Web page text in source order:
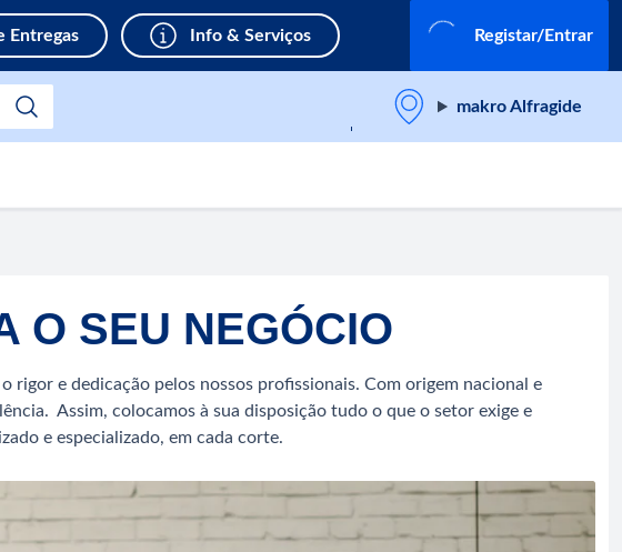
Entregas Info & Serviços Registar/Entrar
makro Alfragide
O SEU NEGÓCIO
rigor e dedicação pelos nossos profissionais. Com origem nacional e
Assim, colocamos à sua disposição tudo o que o setor exige e
e especializado, em cada corte.